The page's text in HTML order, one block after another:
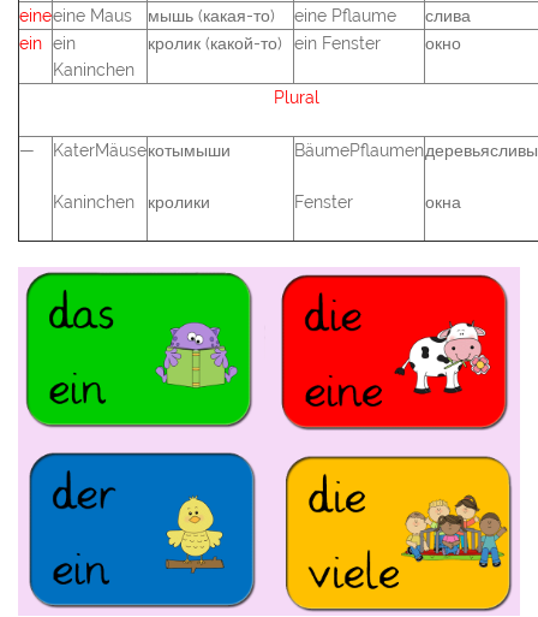
eineeine Maus мышь (какая-то) eine Pflaume
слива
ein ein
Kaninchen
кролик (какой-то) ein Fenster окно
Plural
— KaterMäuse
Kaninchen
котымыши
кролики
BäumePflaumen
Fenster
деревьясливы
окна